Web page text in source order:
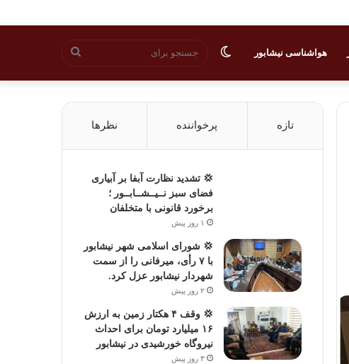
هواشناسی نیشابور
تازه پرخواننده نظرها
💢 تشدید نظارت آبفا بر آبیاری
فضای سبز نــیــشــابــور ؛
برخورد قانونی با متخلفان
۱ روز پیش
💢 شورای اسلامی شهر نیشابور
با ۷ رأی، میرفانی را از سمت
شهردار نیشابور عزل کرد.
۲ روز پیش
💢 وقف ۴ هکتار زمین به ارزش
۱۶ میلیارد تومان برای احداث
نیروگاه خورشیدی در نیشابور
۳ روز پیش